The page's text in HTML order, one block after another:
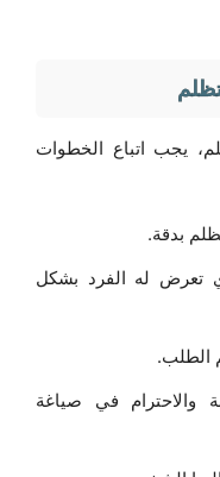
يجب اتباع الخطوات
بدقة.
تعرض له الفرد بشكل
الطلب.
والاحترام في صياغة